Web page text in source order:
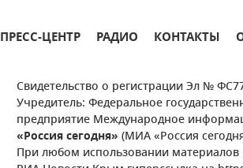
ПРЕСС-ЦЕНТР РАДИО КОНТАКТЫ
Свидетельство о регистрации Эл №
Учредитель: Федеральное
предприятие Международное
«Россия сегодня» (МИА «Россия
При любом использовании материалов